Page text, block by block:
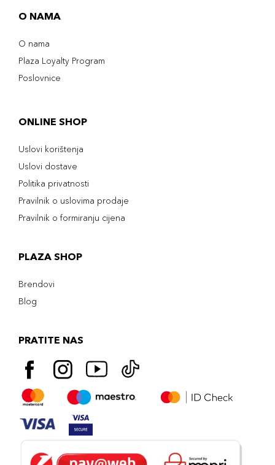
O NAMA
O nama
Plaza Loyalty Program
Poslovnice
ONLINE SHOP
Uslovi korištenja
Uslovi dostave
Politika privatnosti
Pravilnik o uslovima prodaje
Pravilnik o formiranju cijena
PLAZA SHOP
Brendovi
Blog
PRATITE NAS